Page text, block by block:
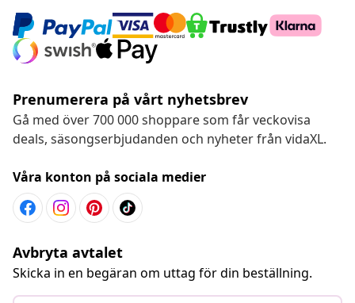
Prenumerera på vårt nyhetsbrev
Gå med över 700 000 shoppare som får veckovisa
deals, säsongserbjudanden och nyheter från vidaXL.
Våra konton på sociala medier
Avbryta avtalet
Skicka in en begäran om uttag för din beställning.